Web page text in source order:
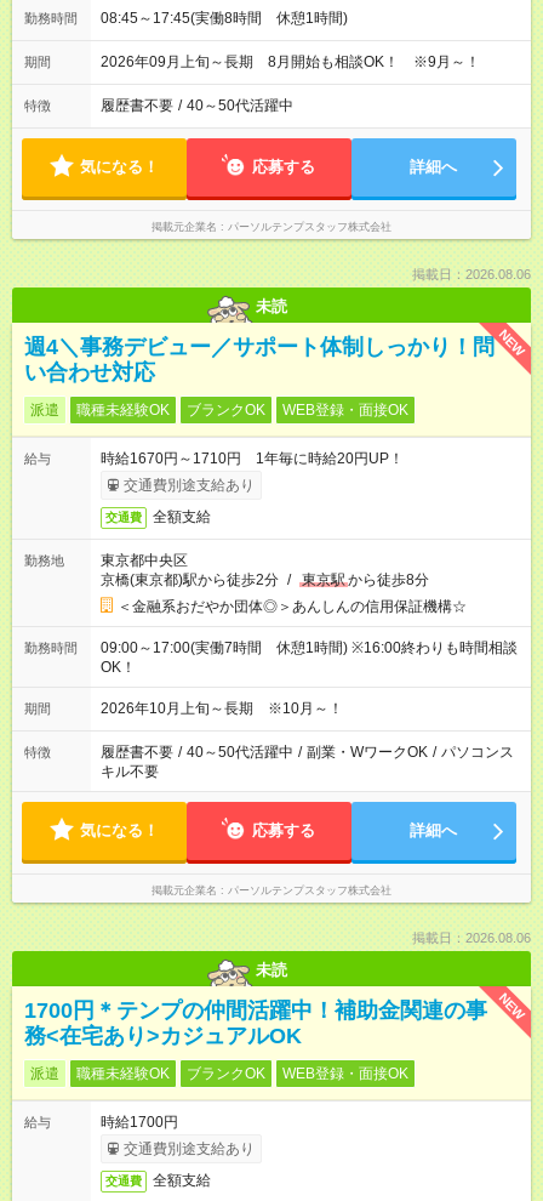
勤務時間 08:45～17:45(実働8時間 休憩1時間)
期間 2026年09月上旬～長期 8月開始も相談OK！ ※9月～！
特徴 履歴書不要 / 40～50代活躍中
気になる！ 応募する 詳細へ
掲載元企業名 パーソルテンプスタッフ株式会社
掲載日：2026.08.06
未読
NEW
週4＼事務デビュー／サポート体制しっかり！問
い合わせ対応
派遣 職種未経験OK ブランクOK WEB登録・面接OK
給与
時給1670円～1710円 1年毎に時給20円UP！
交通費別途支給あり
交通費 全額支給
勤務地
東京都中央区
京橋(東京都)駅から徒歩2分 / 東京駅から徒歩8分
＜金融系おだやか団体◎＞あんしんの信用保証機構☆
勤務時間
09:00～17:00(実働7時間 休憩1時間) ※16:00終わりも時間相談
OK！
期間 2026年10月上旬～長期 ※10月～！
特徴 履歴書不要 / 40～50代活躍中 / 副業・WワークOK / パソコンス
キル不要
気になる！ 応募する 詳細へ
掲載元企業名 パーソルテンプスタッフ株式会社
掲載日：2026.08.06
未読
NEW
1700円＊テンプの仲間活躍中！補助金関連の事
務<在宅あり>カジュアルOK
派遣 職種未経験OK ブランクOK WEB登録・面接OK
給与
時給1700円
交通費別途支給あり
交通費 全額支給